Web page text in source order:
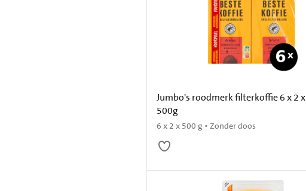
Jumbo's roodmerk filterkoffie 6 x 2 x
500g
6 x 2 x 500 g • Zonder doos